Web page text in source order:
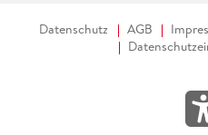
Datenschutz AGB